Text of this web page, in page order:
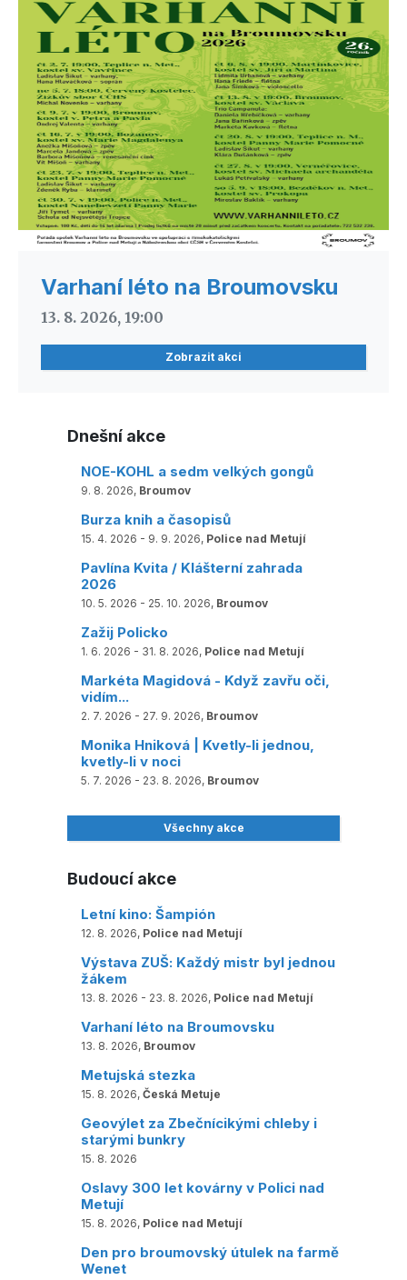
Varhaní léto na Broumovsku
13. 8. 2026, 19:00
Zobrazit akci
Dnešní akce
NOE-KOHL a sedm velkých gongů
9. 8. 2026, Broumov
Burza knih a časopisů
15. 4. 2026 - 9. 9. 2026, Police nad Metují
Pavlína Kvita / Klášterní zahrada
2026
10. 5. 2026 - 25. 10. 2026, Broumov
Zažij Policko
1. 6. 2026 - 31. 8. 2026, Police nad Metují
Markéta Magidová - Když zavřu oči,
vidím...
2. 7. 2026 - 27. 9. 2026, Broumov
Monika Hniková | Kvetly-li jednou,
kvetly-li v noci
5. 7. 2026 - 23. 8. 2026, Broumov
Všechny akce
Budoucí akce
Letní kino: Šampión
12. 8. 2026, Police nad Metují
Výstava ZUŠ: Každý mistr byl jednou
žákem
13. 8. 2026 - 23. 8. 2026, Police nad Metují
Varhaní léto na Broumovsku
13. 8. 2026, Broumov
Metujská stezka
15. 8. 2026, Česká Metuje
Geovýlet za Zbečnícikými chleby i
starými bunkry
15. 8. 2026
Oslavy 300 let kovárny v Polici nad
Metují
15. 8. 2026, Police nad Metují
Den pro broumovský útulek na farmě
Wenet